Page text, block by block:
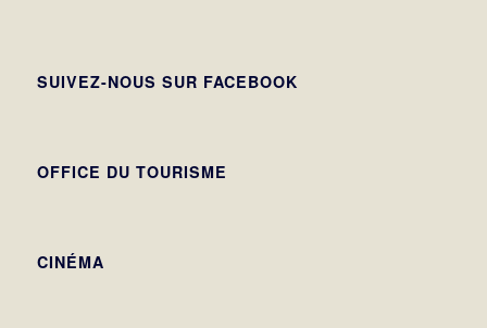
SUIVEZ-NOUS SUR FACEBOOK
OFFICE DU TOURISME
CINÉMA